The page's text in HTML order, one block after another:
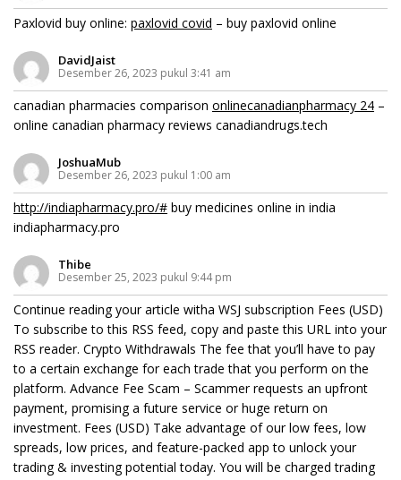
Paxlovid buy online: paxlovid covid – buy paxlovid online
DavidJaist
Desember 26, 2023 pukul 3:41 am
canadian pharmacies comparison onlinecanadianpharmacy 24 –
online canadian pharmacy reviews canadiandrugs.tech
JoshuaMub
Desember 26, 2023 pukul 1:00 am
http://indiapharmacy.pro/# buy medicines online in india
indiapharmacy.pro
Thibe
Desember 25, 2023 pukul 9:44 pm
Continue reading your article witha WSJ subscription Fees (USD)
To subscribe to this RSS feed, copy and paste this URL into your
RSS reader. Crypto Withdrawals The fee that you’ll have to pay
to a certain exchange for each trade that you perform on the
platform. Advance Fee Scam – Scammer requests an upfront
payment, promising a future service or huge return on
investment. Fees (USD) Take advantage of our low fees, low
spreads, low prices, and feature-packed app to unlock your
trading & investing potential today. You will be charged trading